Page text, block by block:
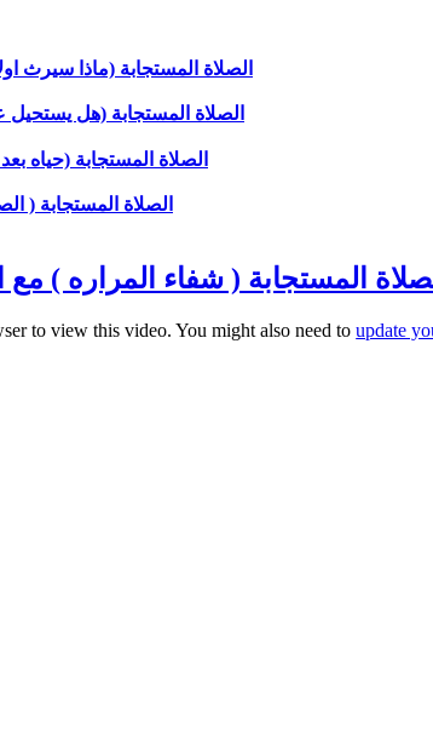
الصلاة المستجابة (ماذا سيرث
الصلاة المستجابة (هل يستحيل
الصلاة المستجابة (حياه
الصلاة المستجابة (
المستجابة ( شفاء المراره ) مع
to view this video. You might also need toupdate